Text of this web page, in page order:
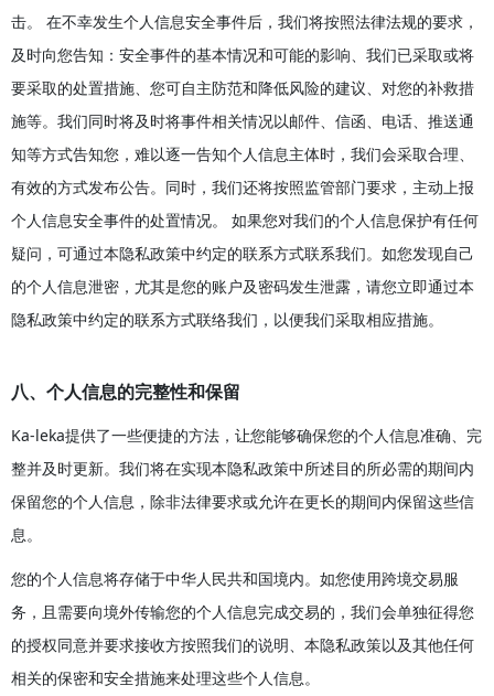
击。 在不幸发生个人信息安全事件后，我们将按照法律法规的要求，
及时向您告知：安全事件的基本情况和可能的影响、我们已采取或将
要采取的处置措施、您可自主防范和降低风险的建议、对您的补救措
施等。我们同时将及时将事件相关情况以邮件、信函、电话、推送通
知等方式告知您，难以逐一告知个人信息主体时，我们会采取合理、
有效的方式发布公告。同时，我们还将按照监管部门要求，主动上报
个人信息安全事件的处置情况。 如果您对我们的个人信息保护有任何
疑问，可通过本隐私政策中约定的联系方式联系我们。如您发现自己
的个人信息泄密，尤其是您的账户及密码发生泄露，请您立即通过本
隐私政策中约定的联系方式联络我们，以便我们采取相应措施。
八、个人信息的完整性和保留
Ka-leka提供了一些便捷的方法，让您能够确保您的个人信息准确、完
整并及时更新。我们将在实现本隐私政策中所述目的所必需的期间内
保留您的个人信息，除非法律要求或允许在更长的期间内保留这些信
息。
您的个人信息将存储于中华人民共和国境内。如您使用跨境交易服
务，且需要向境外传输您的个人信息完成交易的，我们会单独征得您
的授权同意并要求接收方按照我们的说明、本隐私政策以及其他任何
相关的保密和安全措施来处理这些个人信息。